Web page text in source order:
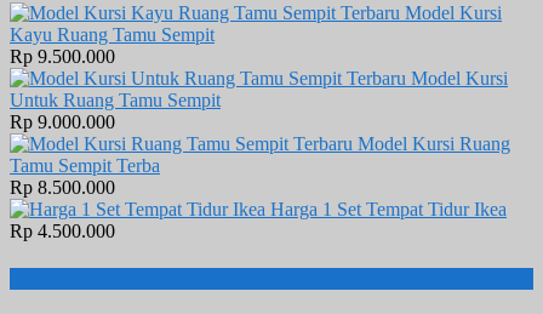
Model Kursi
Kayu Ruang Tamu Sempit
Rp 9.500.000
Model Kursi
Untuk Ruang Tamu Sempit
Rp 9.000.000
Model Kursi Ruang
Tamu Sempit Terba
Rp 8.500.000
Harga 1 Set Tempat Tidur Ikea
Rp 4.500.000